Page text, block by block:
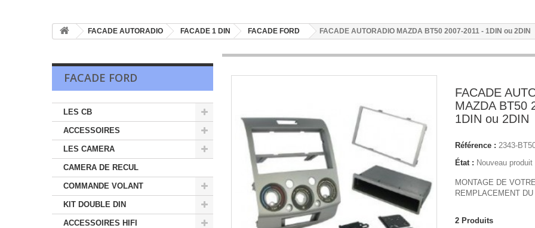
FACADE AUTORADIO FACADE 1 DIN FACADE FORD FACADE AUTORADIO MAZDA BT50 2007-2011 - 1DIN ou 2DIN
FACADE FORD
LES CB
ACCESSOIRES
LES CAMERA
CAMERA DE RECUL
COMMANDE VOLANT
KIT DOUBLE DIN
ACCESSOIRES HIFI
FACADE
MAZDA BT50
1DIN ou 2DIN
Référence : 2343-
État : Nouveau produit
MONTAGE DE
REMPLACEMENT
2 Produits